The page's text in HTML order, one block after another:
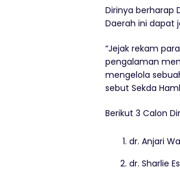
Dirinya berharap
Daerah ini dapat
“Jejak rekam
pengalaman
mengelola
sebut Sekda
Berikut 3 Calon
dr. Anjari
dr. Sharlie